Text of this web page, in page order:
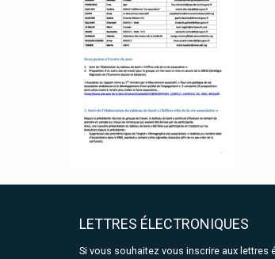
LETTRES ÉLECTRONIQUES
Si vous souhaitez vous inscrire aux lettres